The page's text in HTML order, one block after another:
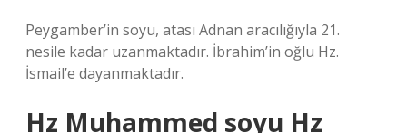
Peygamber’in soyu, atası Adnan aracılığıyla 21.
nesile kadar uzanmaktadır. İbrahim’in oğlu Hz.
İsmail’e dayanmaktadır.
Hz Muhammed soyu Hz